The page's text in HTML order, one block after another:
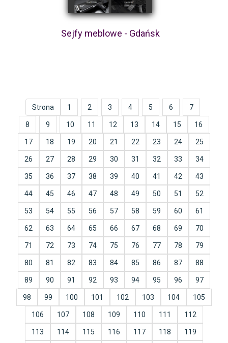
Sejfy meblowe - Gdańsk
Strona 1 2 3 4 5 6 7
8 9 10 11 12 13 14 15 16
17 18 19 20 21 22 23 24 25
26 27 28 29 30 31 32 33 34
35 36 37 38 39 40 41 42 43
44 45 46 47 48 49 50 51 52
53 54 55 56 57 58 59 60 61
62 63 64 65 66 67 68 69 70
71 72 73 74 75 76 77 78 79
80 81 82 83 84 85 86 87 88
89 90 91 92 93 94 95 96 97
98 99 100 101 102 103 104 105
106 107 108 109 110 111 112
113 114 115 116 117 118 119